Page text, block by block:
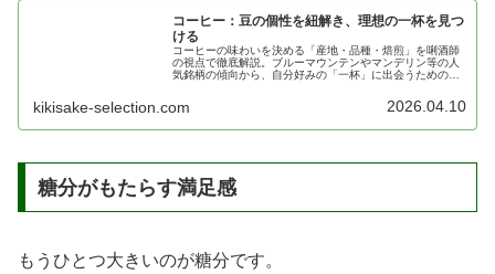
コーヒー：豆の個性を紐解き、理想の一杯を見つ
ける
コーヒーの味わいを決める「産地・品種・焙煎」を唎酒師
の視点で徹底解説。ブルーマウンテンやマンデリン等の人
気銘柄の傾向から、自分好みの「一杯」に出会うための焙
kikisake-selection.com 2026.04.10
糖分がもたらす満足感
もうひとつ大きいのが糖分です。